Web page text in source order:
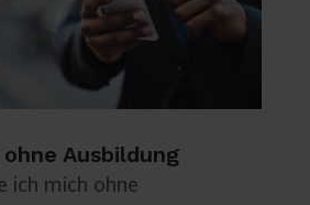
Ausbildung
ich mich ohne